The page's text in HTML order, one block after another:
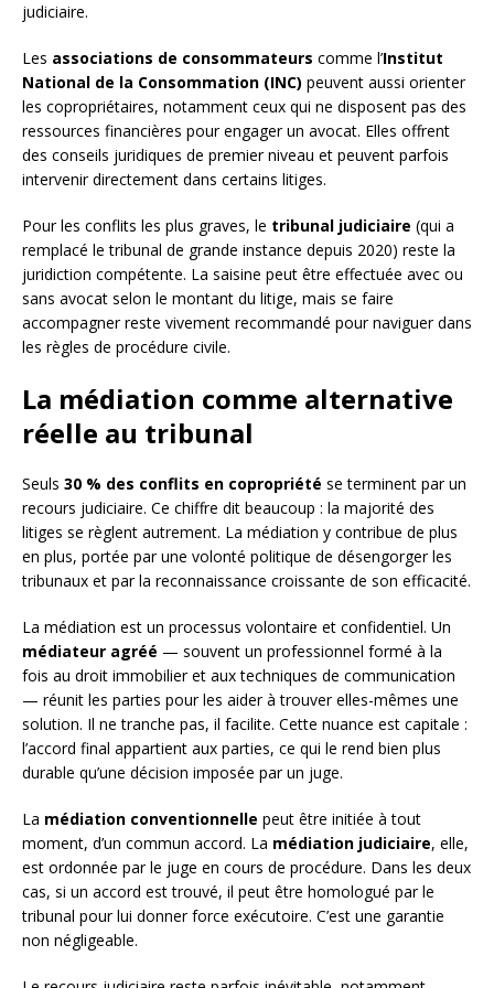
judiciaire.
Les associations de consommateurs comme l’Institut
National de la Consommation (INC) peuvent aussi orienter
les copropriétaires, notamment ceux qui ne disposent pas des
ressources financières pour engager un avocat. Elles offrent
des conseils juridiques de premier niveau et peuvent parfois
intervenir directement dans certains litiges.
Pour les conflits les plus graves, le tribunal judiciaire (qui a
remplacé le tribunal de grande instance depuis 2020) reste la
juridiction compétente. La saisine peut être effectuée avec ou
sans avocat selon le montant du litige, mais se faire
accompagner reste vivement recommandé pour naviguer dans
les règles de procédure civile.
La médiation comme alternative
réelle au tribunal
Seuls 30 % des conflits en copropriété se terminent par un
recours judiciaire. Ce chiffre dit beaucoup : la majorité des
litiges se règlent autrement. La médiation y contribue de plus
en plus, portée par une volonté politique de désengorger les
tribunaux et par la reconnaissance croissante de son efficacité.
La médiation est un processus volontaire et confidentiel. Un
médiateur agréé — souvent un professionnel formé à la
fois au droit immobilier et aux techniques de communication
— réunit les parties pour les aider à trouver elles-mêmes une
solution. Il ne tranche pas, il facilite. Cette nuance est capitale :
l’accord final appartient aux parties, ce qui le rend bien plus
durable qu’une décision imposée par un juge.
La médiation conventionnelle peut être initiée à tout
moment, d’un commun accord. La médiation judiciaire, elle,
est ordonnée par le juge en cours de procédure. Dans les deux
cas, si un accord est trouvé, il peut être homologué par le
tribunal pour lui donner force exécutoire. C’est une garantie
non négligeable.